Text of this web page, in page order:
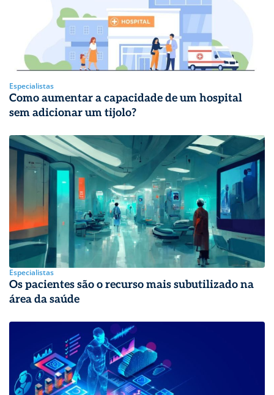
Especialistas
Como aumentar a capacidade de um hospital
sem adicionar um tijolo?
Especialistas
Os pacientes são o recurso mais subutilizado na
área da saúde